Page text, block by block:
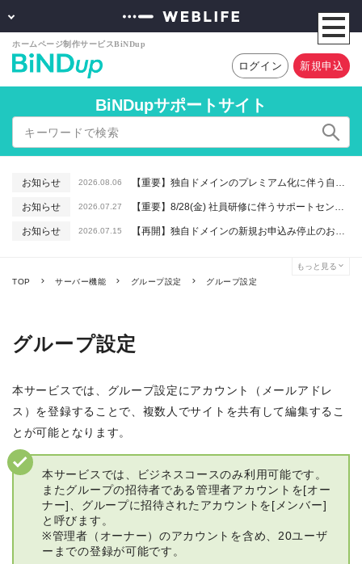
ログイン 新規申込
BiNDupサポートサイト
お知らせ 2026.08.06 【重要】独自ドメインのプレミアム化に伴う自動更新に関するお知らせ
お知らせ 2026.07.27 【重要】8/28(金) 社員研修に伴うサポートセンター休業のお知らせ
お知らせ 2026.07.15 【再開】独自ドメインの新規お申込み停止のお知らせ
もっと見る
TOP サーバー機能 グループ設定 グループ設定
グループ設定
本サービスでは、グループ設定にアカウント（メールアドレ
ス）を登録することで、複数人でサイトを共有して編集するこ
とが可能となります。
本サービスでは、ビジネスコースのみ利用可能です。
またグループの招待者である管理者アカウントを[オー
ナー]、グループに招待されたアカウントを[メンバー]
と呼びます。
※管理者（オーナー）のアカウントを含め、20ユーザ
ーまでの登録が可能です。